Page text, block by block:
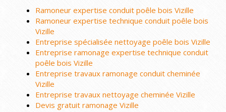
Ramoneur expertise conduit poêle bois Vizille
Ramoneur expertise technique conduit poêle bois
Vizille
Entreprise spécialisée nettoyage poêle bois Vizille
Entreprise ramonage expertise technique conduit
poêle bois Vizille
Entreprise travaux ramonage conduit cheminée
Vizille
Entreprise travaux nettoyage cheminée Vizille
Devis gratuit ramonage Vizille